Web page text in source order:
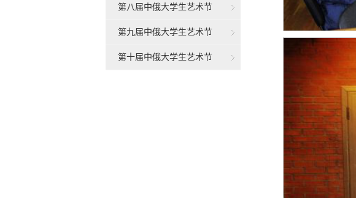
第八届中俄大学生艺术节
第九届中俄大学生艺术节
第十届中俄大学生艺术节